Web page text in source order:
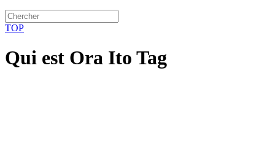
TOP
Qui est Ora Ito Tag